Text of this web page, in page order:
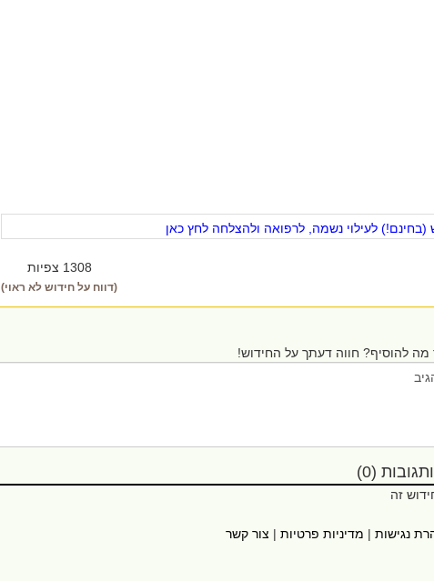
לעילוי נשמה, לרפואה ולהצלחה לחץ כאן
1308 צפיות
(דווח על חידוש לא ראוי)
להוסיף? חווה דעתך על החידוש!
(0)
זה
נגישות | מדיניות פרטיות | צור קשר